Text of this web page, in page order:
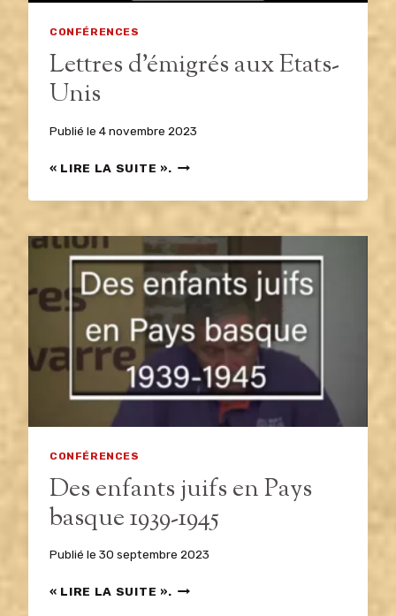
CONFÉRENCES
Lettres d’émigrés aux Etats-
Unis
Publié le 4 novembre 2023
« LIRE LA SUITE ». LETTRES
AUX
UNIS
CONFÉRENCES
Des enfants juifs en Pays
basque 1939-1945
Publié le 30 septembre 2023
« LIRE LA SUITE ». DES